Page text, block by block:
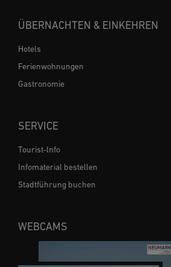
ÜBERNACHTEN & EINKEHREN
Hotels
Ferienwohnungen
Gastronomie
SERVICE
Tourist-Info
Infomaterial bestellen
Stadtführung buchen
WEBCAMS